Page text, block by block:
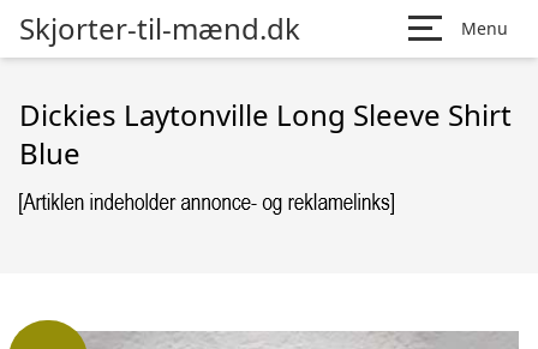
Skjorter-til-mænd.dk Menu
Dickies Laytonville Long Sleeve Shirt
Blue